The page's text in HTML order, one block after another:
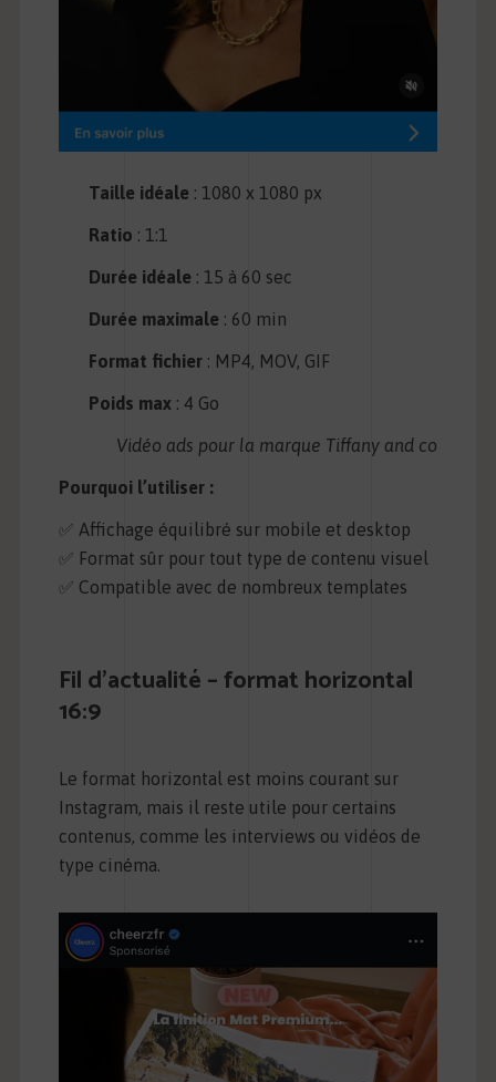
Taille idéale : 1080 x 1080 px
Ratio : 1:1
Durée idéale : 15 à 60 sec
Durée maximale : 60 min
Format fichier : MP4, MOV, GIF
Poids max : 4 Go
Vidéo ads pour la marque Tiffany and co
Pourquoi l’utiliser :
✅ Affichage équilibré sur mobile et desktop
✅ Format sûr pour tout type de contenu visuel
✅ Compatible avec de nombreux templates
Fil d’actualité – format horizontal
16:9
Le format horizontal est moins courant sur
Instagram, mais il reste utile pour certains
contenus, comme les interviews ou vidéos de
type cinéma.